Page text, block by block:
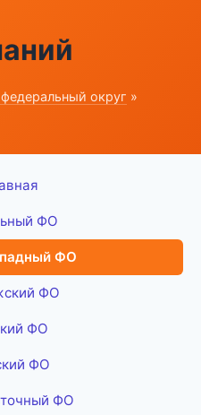
округ »
ФО
ФО
ФО
ФО
ФО
ФО